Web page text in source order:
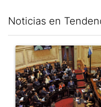
Noticias en
Un artículo de tendencia